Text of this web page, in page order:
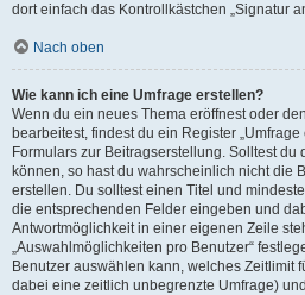
dort einfach das Kontrollkästchen „Signatur
Nach oben
Wie kann ich eine Umfrage erstellen?
Wenn du ein neues Thema eröffnest oder
bearbeitest, findest du ein Register
Formulars zur Beitragserstellung. Solltest du
können, so hast du wahrscheinlich nicht die
erstellen. Du solltest einen Titel und
die entsprechenden Felder eingeben und
Antwortmöglichkeit in einer eigenen Zeile
„Auswahlmöglichkeiten pro Benutzer“
Benutzer auswählen kann, welches Zeitlimit
dabei eine zeitlich unbegrenzte Umfrage)